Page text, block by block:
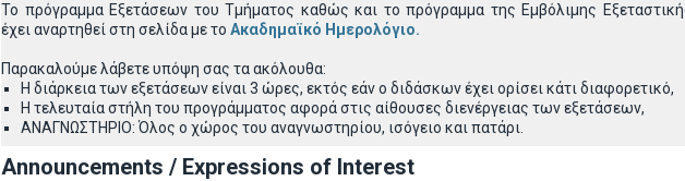
Το πρόγραμμα Εξετάσεων του Τμήματος καθώς και το πρόγραμμα της Εμβόλιμης
έχει αναρτηθεί στη σελίδα με το Ακαδημαϊκό Ημερολόγιο.
Παρακαλούμε λάβετε υπόψη σας τα ακόλουθα:
Η διάρκεια των εξετάσεων είναι 3 ώρες, εκτός εάν ο διδάσκων έχει ορίσει κάτι διαφορετικό,
Η τελευταία στήλη του προγράμματος αφορά στις αίθουσες διενέργειας των εξετάσεων,
ΑΝΑΓΝΩΣΤΗΡΙΟ: Όλος ο χώρος του αναγνωστηρίου, ισόγειο και πατάρι.
Announcements / Expressions of Interest